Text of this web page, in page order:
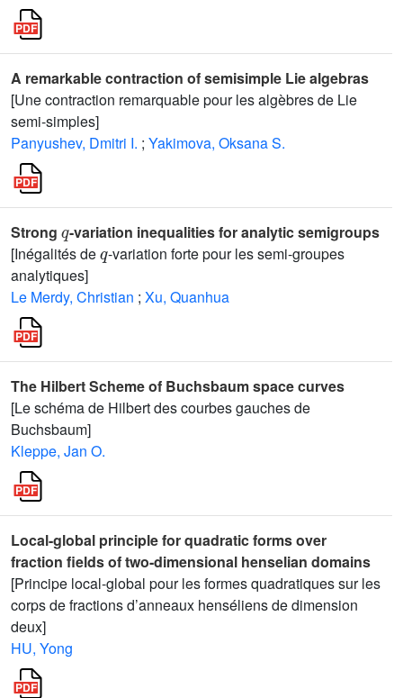
A remarkable contraction of semisimple Lie algebras
[Une contraction remarquable pour les algèbres de Lie
semi-simples]
Panyushev, Dmitri I. ; Yakimova, Oksana S.
Strong -variation inequalities for analytic semigroups
[Inégalités de
q
-variation forte pour les semi-groupes
analytiques]
Le Merdy, Christian ; Xu, Quanhua
The Hilbert Scheme of Buchsbaum space curves
[Le schéma de Hilbert des courbes gauches de
Buchsbaum]
Kleppe, Jan O.
Local-global principle for quadratic forms over
fraction fields of two-dimensional henselian domains
[Principe local-global pour les formes quadratiques sur les
corps de fractions d’anneaux henséliens de dimension
deux]
HU, Yong